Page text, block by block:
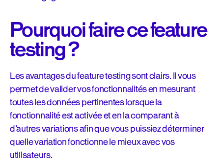
Pourquoi faire ce feature
testing ?
Les avantages du feature testing sont clairs. Il vous
permet de valider vos fonctionnalités en mesurant
toutes les données pertinentes lorsque la
fonctionnalité est activée et en la comparant à
d’autres variations afin que vous puissiez déterminer
quelle variation fonctionne le mieux avec vos
utilisateurs.